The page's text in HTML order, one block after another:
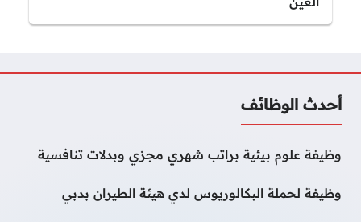
أحدث الوظائف
وظيفة علوم بيئية براتب شهري مجزي وبدلات تنافسية
وظيفة لحملة البكالوريوس لدي هيئة الطيران بدبي